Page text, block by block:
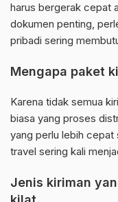
harus bergerak cepat
dokumen penting,
pribadi sering
Mengapa paket
Karena tidak semua
biasa yang proses
yang perlu lebih cepat
travel sering kali
Jenis kiriman